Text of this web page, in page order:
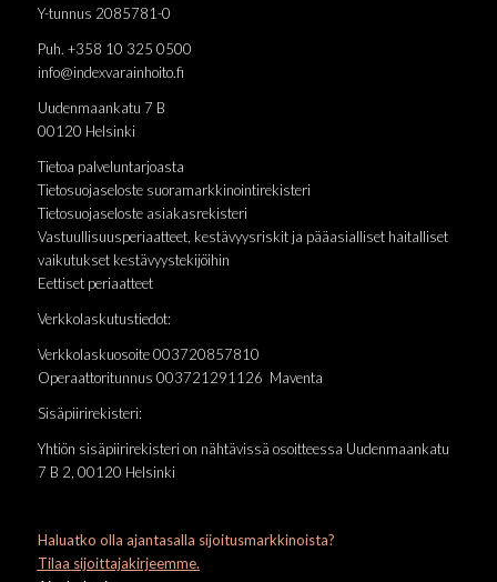
Y-tunnus 2085781-0
Puh. +358 10 325 0500
info@indexvarainhoito.fi
Uudenmaankatu 7 B
00120 Helsinki
Tietoa palveluntarjoasta
Tietosuojaseloste suoramarkkinointirekisteri
Tietosuojaseloste asiakasrekisteri
Vastuullisuusperiaatteet, kestävyysriskit ja pääasialliset haitalliset
vaikutukset kestävyystekijöihin
Eettiset periaatteet
Verkkolaskutustiedot:
Verkkolaskuosoite 003720857810
Operaattoritunnus 003721291126 Maventa
Sisäpiirirekisteri:
Yhtiön sisäpiirirekisteri on nähtävissä osoitteessa Uudenmaankatu
7 B 2, 00120 Helsinki
Haluatko olla ajantasalla sijoitusmarkkinoista?
Tilaa sijoittajakirjeemme.